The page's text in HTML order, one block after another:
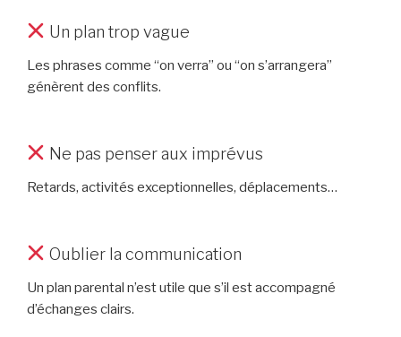
Un plan trop vague
Les phrases comme “on verra” ou “on s’arrangera”
génèrent des conflits.
Ne pas penser aux imprévus
Retards, activités exceptionnelles, déplacements…
Oublier la communication
Un plan parental n’est utile que s’il est accompagné
d’échanges clairs.